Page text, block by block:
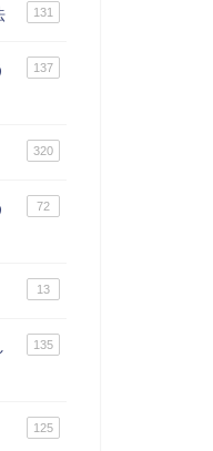
131
137
320
72
13
135
125